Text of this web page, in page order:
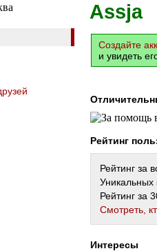
Assja
Создайте
и увидеть
Рейтинг
Рейтинг за
Уникальных
Рейтинг за
Cмотреть,
Интересы